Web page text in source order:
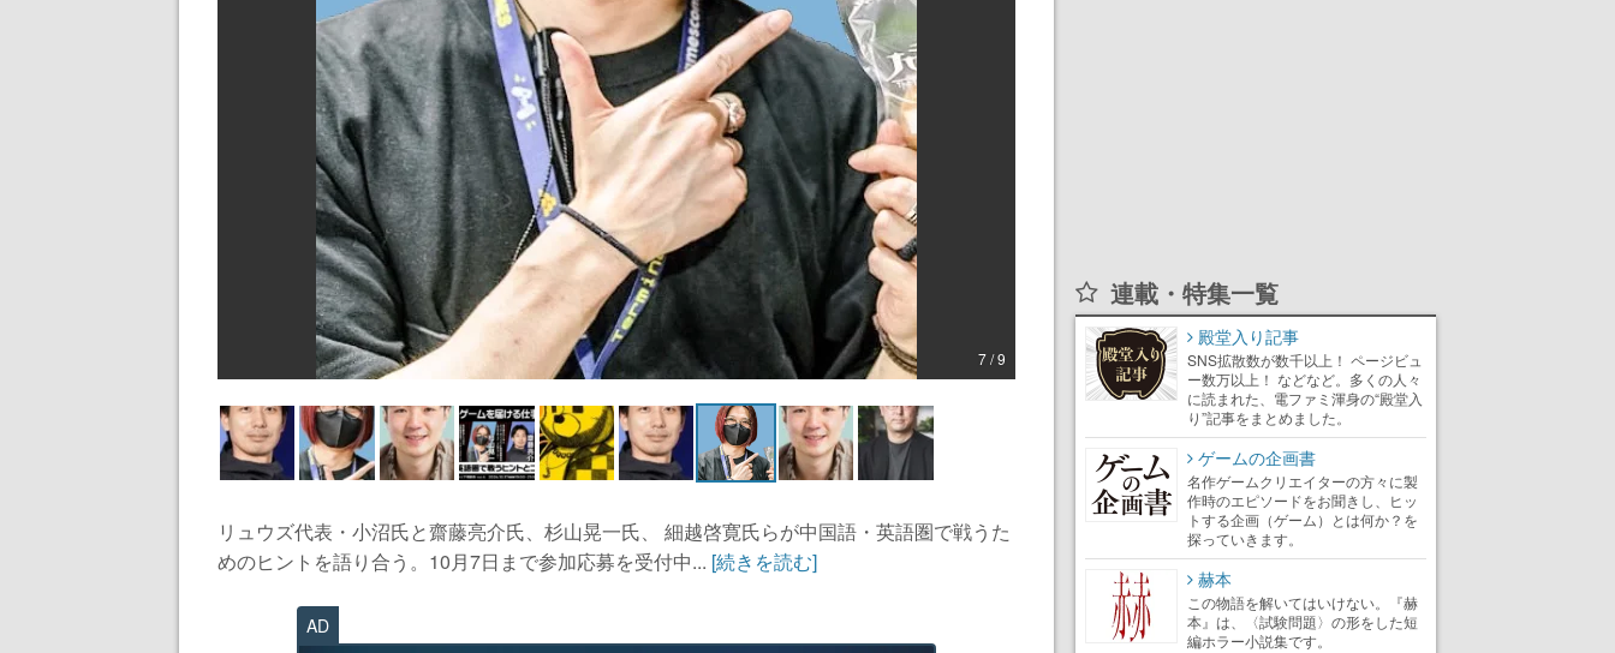
7 / 9
リュウズ代表・小沼氏と齋藤亮介氏、杉山晃一氏、 細越啓寛氏らが中国語・英語圏で戦うた
めのヒントを語り合う。10月7日まで参加応募を受付中... [続きを読む]
AD
連載・特集一覧
殿堂入り記事
SNS拡散数が数千以上！ ページビュ
ー数万以上！ などなど。多くの人々
に読まれた、電ファミ渾身の“殿堂入
り”記事をまとめました。
ゲームの企画書
名作ゲームクリエイターの方々に製
作時のエピソードをお聞きし、ヒッ
トする企画（ゲーム）とは何か？を
探っていきます。
赫本
この物語を解いてはいけない。『赫
本』は、〈試験問題〉の形をした短
編ホラー小説集です。